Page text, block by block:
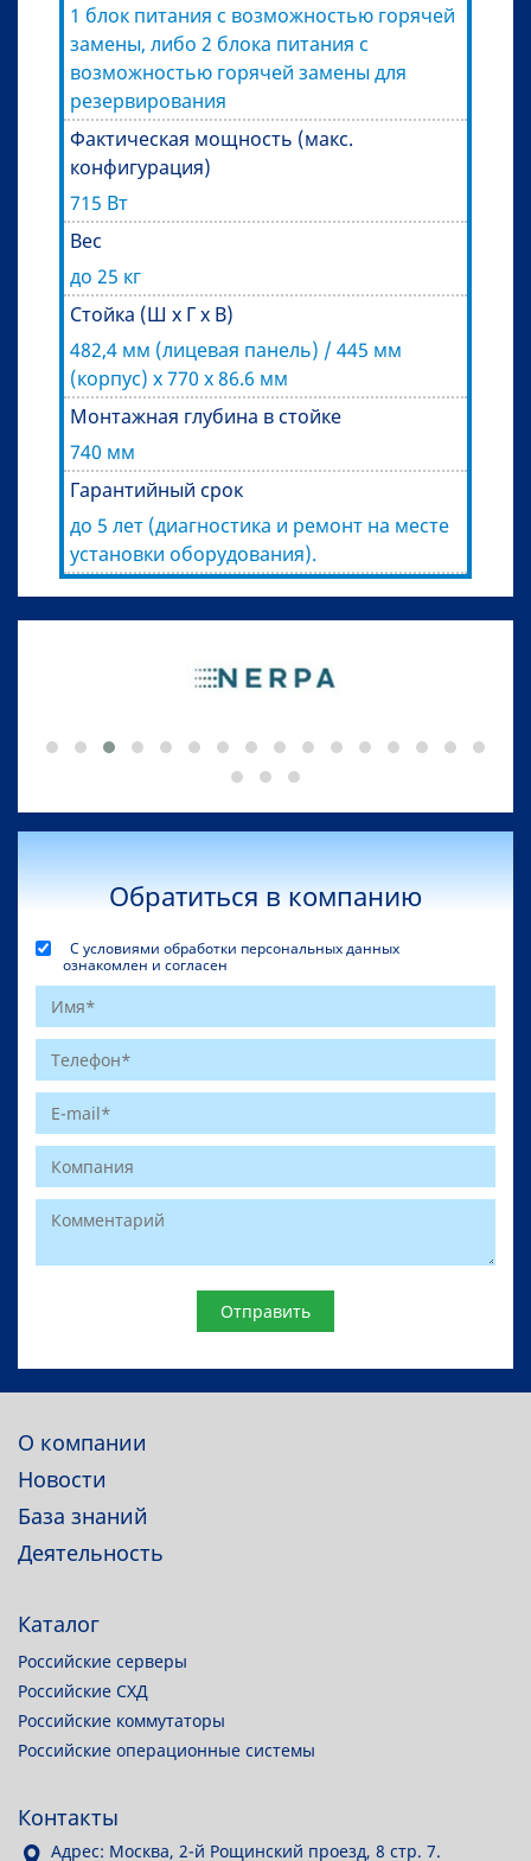
1 блок питания с возможностью горячей
замены, либо 2 блока питания с
возможностью горячей замены для
резервирования
Фактическая мощность (макс.
конфигурация)
715 Вт
Вес
до 25 кг
Стойка (Ш x Г x В)
482,4 мм (лицевая панель) / 445 мм
(корпус) x 770 x 86.6 мм
Монтажная глубина в стойке
740 мм
Гарантийный срок
до 5 лет (диагностика и ремонт на месте
установки оборудования).
Обратиться в компанию
С условиями обработки персональных данных
ознакомлен и согласен
О компании
Новости
База знаний
Деятельность
Каталог
Российские серверы
Российские СХД
Российские коммутаторы
Российские операционные системы
Контакты
Адрес: Москва, 2-й Рощинский проезд, 8 стр. 7.